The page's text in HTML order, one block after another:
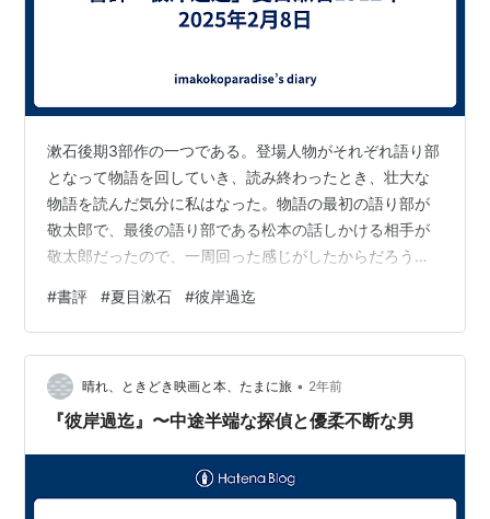
漱石後期3部作の一つである。登場人物がそれぞれ語り部
となって物語を回していき、読み終わったとき、壮大な
物語を読んだ気分に私はなった。物語の最初の語り部が
敬太郎で、最後の語り部である松本の話しかける相手が
敬太郎だったので、一周回った感じがしたからだろう。
の視点で物語が始まり、痛快に、ロマンチックに生きた
いと思うが、及び腰であることが語られる。 次に敬太郎
の大学の友達である市蔵の長い語りが始まる。自分の出
生の悩み、そして千代子との生まれて以来の関係が語ら
れる。 最後に市蔵の伯父である松本が見た市蔵のことが
#書評 #夏目漱石 #彼岸過迄
晴れ、ときどき映画と本、たまに旅 • 2年前
『彼岸過迄』〜中途半端な探偵と優柔不断な男